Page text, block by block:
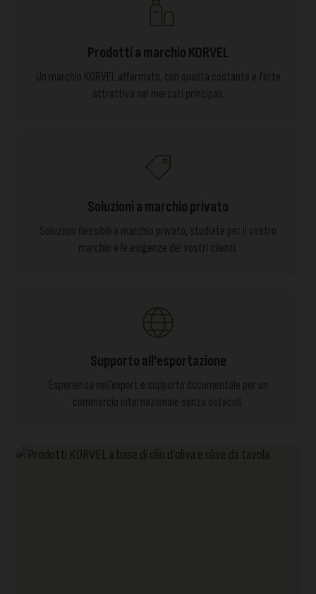
Prodotti a marchio KORVEL
Un marchio KORVEL affermato, con qualità costante e forte
attrattiva nei mercati principali.
Soluzioni a marchio privato
Soluzioni flessibili a marchio privato, studiate per il vostro
marchio e le esigenze dei vostri clienti.
Supporto all’esportazione
Esperienza nell’export e supporto documentale per un
commercio internazionale senza ostacoli.